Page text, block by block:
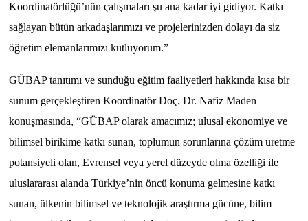
Koordinatörlüğü’nün çalışmaları şu ana kadar iyi gidiyor. Katkı
sağlayan bütün arkadaşlarımızı ve projelerinizden dolayı da siz
öğretim elemanlarımızı kutluyorum.”
GÜBAP tanıtımı ve sunduğu eğitim faaliyetleri hakkında kısa bir
sunum gerçekleştiren Koordinatör Doç. Dr. Nafiz Maden
konuşmasında, “GÜBAP olarak amacımız; ulusal ekonomiye ve
bilimsel birikime katkı sunan, toplumun sorunlarına çözüm üretme
potansiyeli olan, Evrensel veya yerel düzeyde olma özelliği ile
uluslararası alanda Türkiye’nin öncü konuma gelmesine katkı
sunan, ülkenin bilimsel ve teknolojik araştırma gücüne, bilim